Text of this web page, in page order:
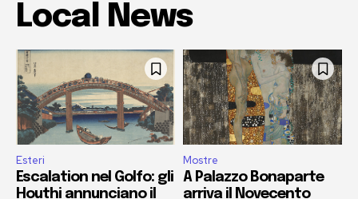
Local News
Esteri
Escalation nel Golfo: gli
Houthi annunciano il
Mostre
A Palazzo Bonaparte
arriva il Novecento